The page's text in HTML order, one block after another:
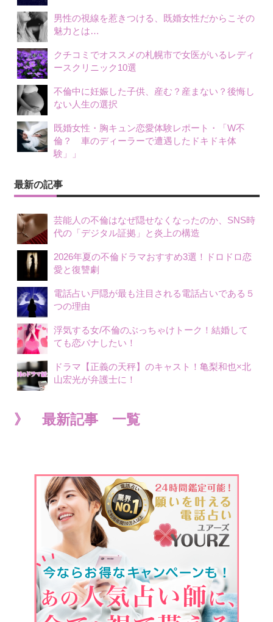
男性の視線を惹きつける、既婚女性だからこその
魅力とは…
クチコミでオススメの札幌市で女医がいるレディ
ースクリニック10選
不倫中に妊娠した子供、産む？産まない？後悔し
ない人生の選択
既婚女性・胸キュン恋愛体験レポート・「W不
倫？ 車のディーラーで遭遇したドキドキ体
験」」
最新の記事
芸能人の不倫はなぜ隠せなくなったのか、SNS時
代の「デジタル証拠」と炎上の構造
2026年夏の不倫ドラマおすすめ3選！ドロドロ恋
愛と復讐劇
電話占い戸隠が最も注目される電話占いである５
つの理由
浮気する女/不倫のぶっちゃけトーク！結婚して
ても恋バナしたい！
ドラマ【正義の天秤】のキャスト！亀梨和也×北
山宏光が弁護士に！
》 最新記事 一覧